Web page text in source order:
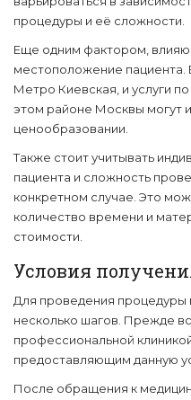
процедуры и её сложности.
Еще одним фактором,
местоположение пациента.
Метро Киевская, и услуги
этом районе Москвы могут
ценообразовании.
Также стоит учитывать
пациента и сложность
конкретном случае. Это
количество времени и
стоимости.
Условия
Для проведения
несколько шагов. Прежде
профессиональной
предоставляющим данную
После обращения к